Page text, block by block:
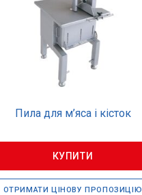
Пила для м’яса і кісток
КУПИТИ
ОТРИМАТИ ЦІНОВУ ПРОПОЗИЦІЮ